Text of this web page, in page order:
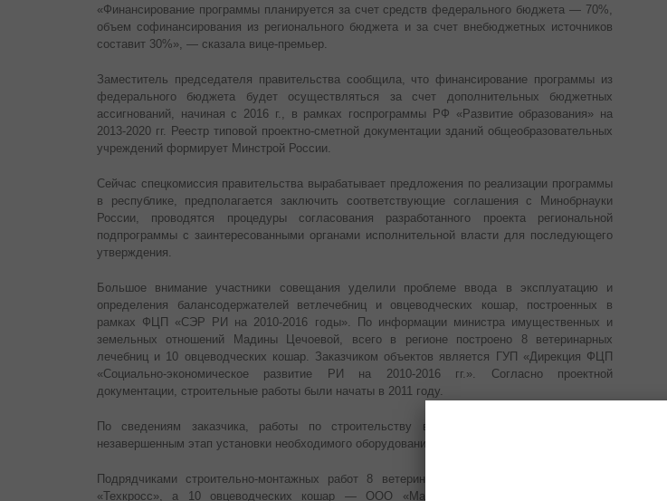
«Финансирование программы планируется за счет средств федерального бюджета — 70%,
объем софинансирования из регионального бюджета и за счет внебюджетных источников
составит 30%», — сказала вице-премьер.
Заместитель председателя правительства сообщила, что финансирование программы из
федерального бюджета будет осуществляться за счет дополнительных бюджетных
ассигнований, начиная с 2016 г., в рамках госпрограммы РФ «Развитие образования» на
2013-2020 гг. Реестр типовой проектно-сметной документации зданий общеобразовательных
учреждений формирует Минстрой России.
Сейчас спецкомиссия правительства вырабатывает предложения по реализации программы
в республике, предполагается заключить соответствующие соглашения с Минобрнауки
России, проводятся процедуры согласования разработанного проекта региональной
подпрограммы с заинтересованными органами исполнительной власти для последующего
утверждения.
Большое внимание участники совещания уделили проблеме ввода в эксплуатацию и
определения балансодержателей ветлечебниц и овцеводческих кошар, построенных в
рамках ФЦП «СЭР РИ на 2010-2016 годы». По информации министра имущественных и
земельных отношений Мадины Цечоевой, всего в регионе построено 8 ветеринарных
лечебниц и 10 овцеводческих кошар. Заказчиком объектов является ГУП «Дирекция ФЦП
«Социально-экономическое развитие РИ на 2010-2016 гг.». Согласно проектной
документации, строительные работы были начаты в 2011 году.
По сведениям заказчика, работы по строительству выполнены на 100%. Остается
незавершенным этап установки необходимого оборудования.
Подрядчиками строительно-монтажных работ 8 ветеринарных лечебниц является ООО
«Техкросс», а 10 овцеводческих кошар — ООО «Махло». «В связи с отсутствием